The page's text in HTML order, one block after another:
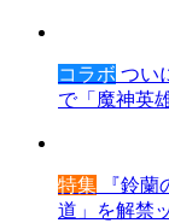
コラボ つい
で「魔神英
特集 『鈴蘭
道」を解禁